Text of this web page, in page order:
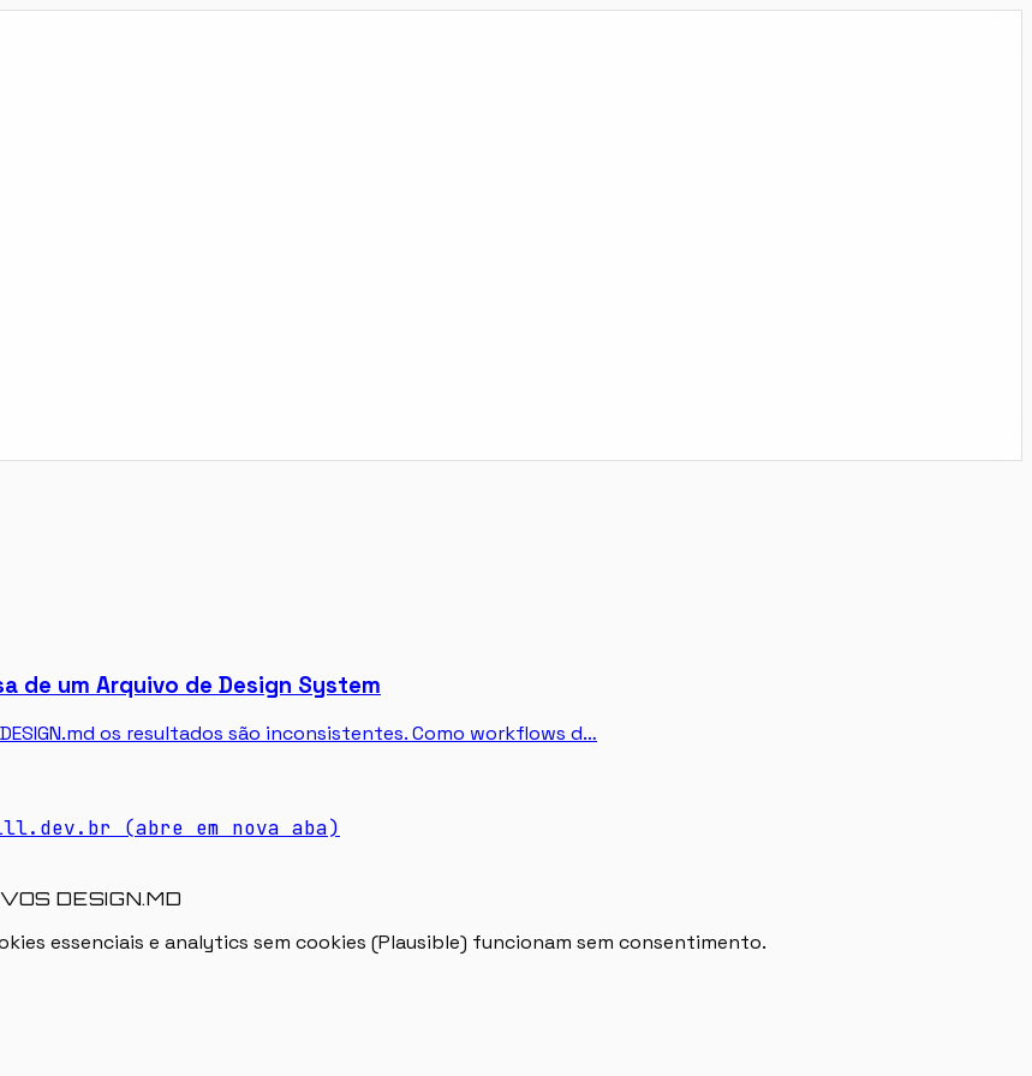
de um Arquivo de Design System
os resultados são inconsistentes. Como workflows d…
(abre em nova aba)
DESIGN.MD
essenciais e analytics sem cookies (Plausible) funcionam sem consentimento.